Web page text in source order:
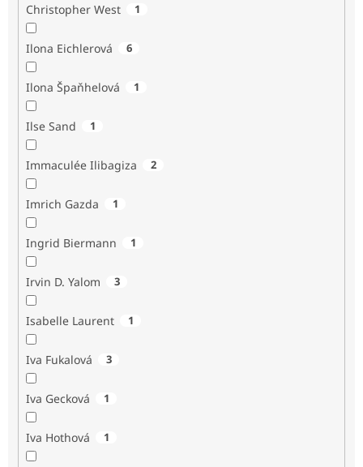
Christopher West 1
Ilona Eichlerová 6
Ilona Špaňhelová 1
Ilse Sand 1
Immaculée Ilibagiza 2
Imrich Gazda 1
Ingrid Biermann 1
Irvin D. Yalom 3
Isabelle Laurent 1
Iva Fukalová 3
Iva Gecková 1
Iva Hothová 1